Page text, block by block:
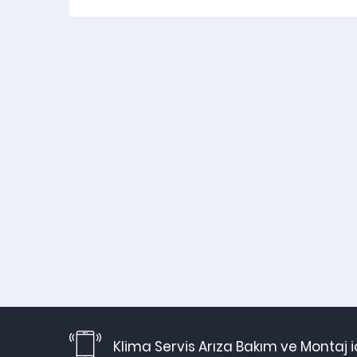
Klima Servis Arıza Bakım ve Montaj